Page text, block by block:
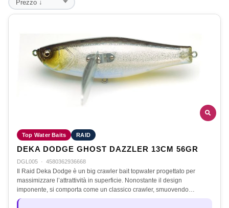
Top Water Baits RAID
DEKA DODGE GHOST DAZZLER 13CM 56GR
DGL005 · 4580362936668
Il Raid Deka Dodge è un big crawler bait topwater progettato per
massimizzare l’attrattività in superficie. Nonostante il design
imponente, si comporta come un classico crawler, smuovendo…